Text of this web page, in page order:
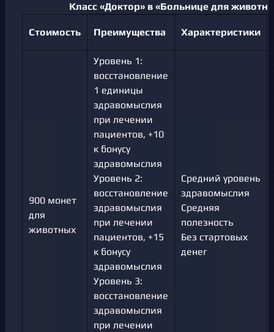
Класс «Доктор» в «Больнице для
Стоимость Преимущества Характеристики
900 монет
для
животных
Уровень 1:
восстановление
1 единицы
здравомыслия
при лечении
пациентов, +10
к бонусу
здравомыслия
Уровень 2:
восстановление
здравомыслия
при лечении
пациентов, +15
к бонусу
здравомыслия
Уровень 3:
восстановление
здравомыслия
при лечении
Средний уровень
здравомыслия
Средняя
полезность
Без стартовых
денег